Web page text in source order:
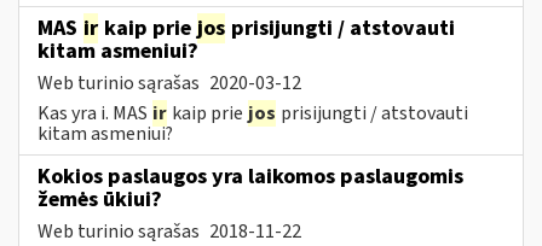
MAS ir kaip prie jos prisijungti / atstovauti
kitam asmeniui?
Web turinio sąrašas 2020-03-12
Kas yra i. MAS ir kaip prie jos prisijungti / atstovauti
kitam asmeniui?
Kokios paslaugos yra laikomos paslaugomis
žemės ūkiui?
Web turinio sąrašas 2018-11-22